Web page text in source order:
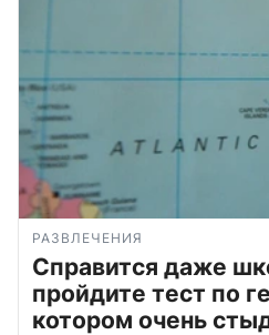
РАЗВЛЕЧЕНИЯ
Справится даже
пройдите тест по
котором очень